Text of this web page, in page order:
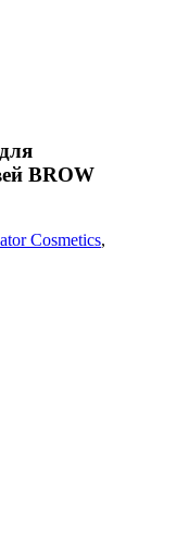
BROW
Cosmetics,